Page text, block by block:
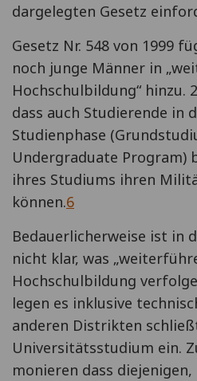
dargelegten Gesetz
Gesetz Nr. 548 von 1999
noch junge Männer in
Hochschulbildung“ hinzu.
dass auch Studierende in
Studienphase
Undergraduate Program)
ihres Studiums ihren
können.6
Bedauerlicherweise ist in
nicht klar, was
Hochschulbildung
legen es inklusive
anderen Distrikten
Universitätsstudium ein.
monieren dass